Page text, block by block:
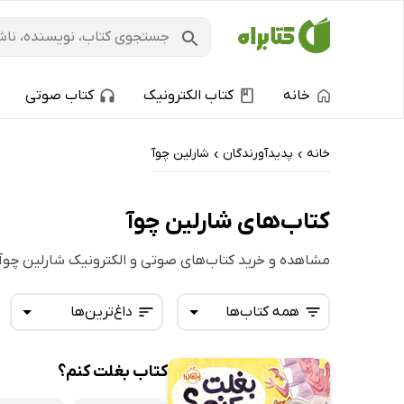
خانه کتاب الکترونیک کتاب صوتی
خانه › پدیدآورندگان › شارلین چوآ
کتاب‌های شارلین چوآ
مشاهده و خرید کتاب‌های صوتی و الکترونیک شارلین
داغ‌ترین‌ها
تازه‌ها
همه کتاب‌ها
همه کتاب‌ها
کتاب بغلت کنم؟